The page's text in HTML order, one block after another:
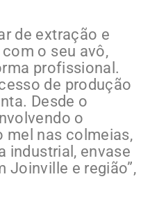
de extração e
o seu avô,
profissional.
de produção
Desde o
o
mel nas colmeias,
industrial, envase
Joinville e região”,